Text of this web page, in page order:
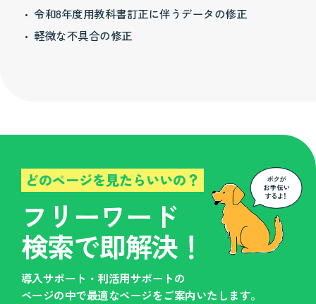
令和8年度用教科書訂正に伴うデータの修正
軽微な不具合の修正
どのページを見たらいいの？
フリーワード
検索で即解決！
導入サポート・利活用サポートの
ページの中で最適なページをご案内いたします。